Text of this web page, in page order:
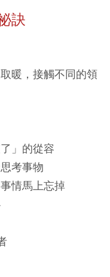
訣
暖，接觸不同的領
」的從容
考事物
情馬上忘掉